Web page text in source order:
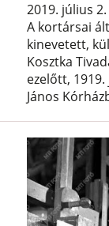
2019. július
A kortársai
kinevetett,
Kosztka
ezelőtt,
János